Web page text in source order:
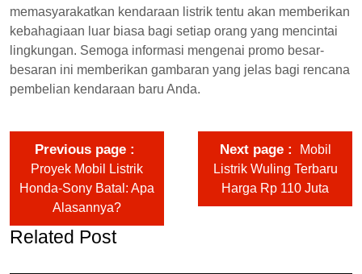
memasyarakatkan kendaraan listrik tentu akan memberikan
kebahagiaan luar biasa bagi setiap orang yang mencintai
lingkungan. Semoga informasi mengenai promo besar-
besaran ini memberikan gambaran yang jelas bagi rencana
pembelian kendaraan baru Anda.
Previous page
Proyek Mobil Listrik
Honda-Sony Batal: Apa
Alasannya?
Next page
Mobil
Listrik Wuling Terbaru
Harga Rp 110 Juta
Related Post